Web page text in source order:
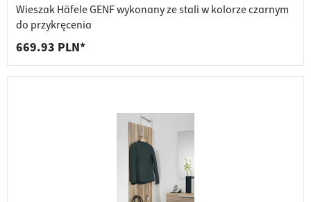
Wieszak Häfele GENF wykonany ze stali w kolorze czarnym
do przykręcenia
669.93 PLN*